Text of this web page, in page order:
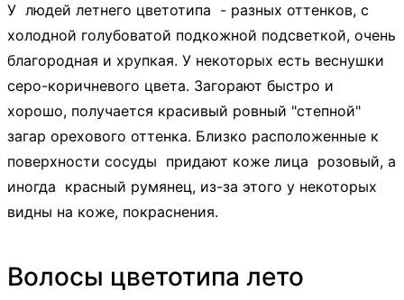
У людей летнего цветотипа - разных оттенков, с
холодной голубоватой подкожной подсветкой, очень
благородная и хрупкая. У некоторых есть веснушки
серо-коричневого цвета. Загорают быстро и
хорошо, получается красивый ровный "степной"
загар орехового оттенка. Близко расположенные к
поверхности сосуды придают коже лица розовый, а
иногда красный румянец, из-за этого у некоторых
видны на коже, покраснения.
Волосы цветотипа лето